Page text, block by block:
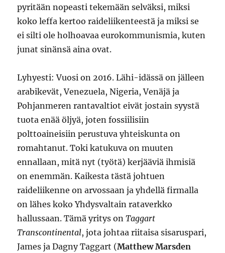
pyritään nopeasti tekemään selväksi, miksi
koko leffa kertoo raideliikenteestä ja miksi se
ei silti ole holhoavaa eurokommunismia, kuten
junat sinänsä aina ovat.
Lyhyesti: Vuosi on 2016. Lähi-idässä on jälleen
arabikevät, Venezuela, Nigeria, Venäjä ja
Pohjanmeren rantavaltiot eivät jostain syystä
tuota enää öljyä, joten fossiilisiin
polttoaineisiin perustuva yhteiskunta on
romahtanut. Toki katukuva on muuten
ennallaan, mitä nyt (työtä) kerjääviä ihmisiä
on enemmän. Kaikesta tästä johtuen
raideliikenne on arvossaan ja yhdellä firmalla
on lähes koko Yhdysvaltain rataverkko
hallussaan. Tämä yritys onTaggart
Transcontinental, jota johtaa riitaisa sisaruspari,
James ja Dagny Taggart (Matthew Marsden